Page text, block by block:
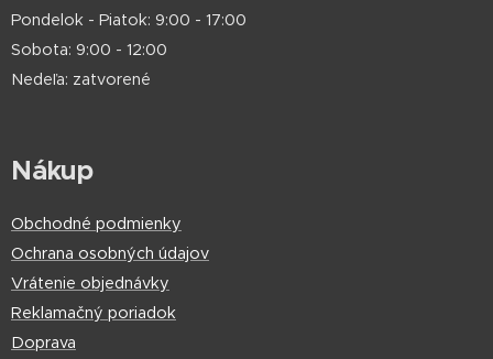
Pondelok - Piatok: 9:00 - 17:00
Sobota: 9:00 - 12:00
Nedeľa: zatvorené
Nákup
Obchodné podmienky
Ochrana osobných údajov
Vrátenie objednávky
Reklamačný poriadok
Doprava